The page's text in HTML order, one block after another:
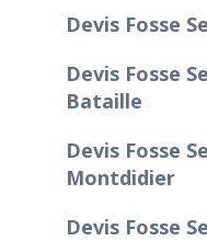
Devis Fosse
Devis Fosse
Bataille
Devis Fosse
Montdidier
Devis Fosse